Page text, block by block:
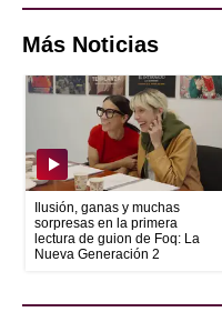
Más Noticias
Ilusión, ganas y muchas
sorpresas en la primera
lectura de guion de Foq: La
Nueva Generación 2